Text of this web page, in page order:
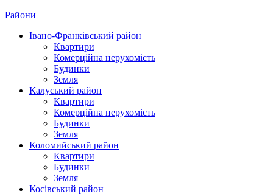
Райони
Івано-Франківський район
Квартири
Комерційна нерухомість
Будинки
Земля
Калуський район
Квартири
Комерційна нерухомість
Будинки
Земля
Коломийський район
Квартири
Будинки
Земля
Косівський район